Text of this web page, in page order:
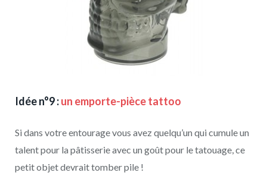
Idée n°9 :un emporte-pièce tattoo
Si dans votre entourage vous avez quelqu’un qui cumule un
talent pour la pâtisserie avec un goût pour le tatouage, ce
petit objet devrait tomber pile !